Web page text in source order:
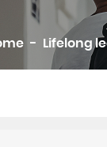
Search
Lifelong